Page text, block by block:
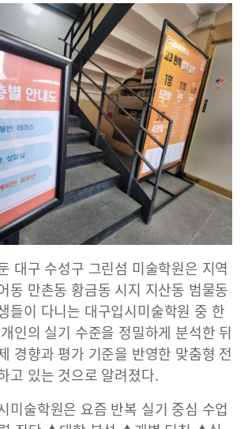
대구 수성구 그린섬 미술학원은 지역
동 만촌동 황금동 시지 지산동 범물동
들이 다니는 대구입시미술학원 중 한
인의 실기 수준을 정밀하게 분석한 뒤
경향과 평가 기준을 반영한 맞춤형 전
고 있는 것으로 알려졌다.
미술학원은 요즘 반복 실기 중심 수업